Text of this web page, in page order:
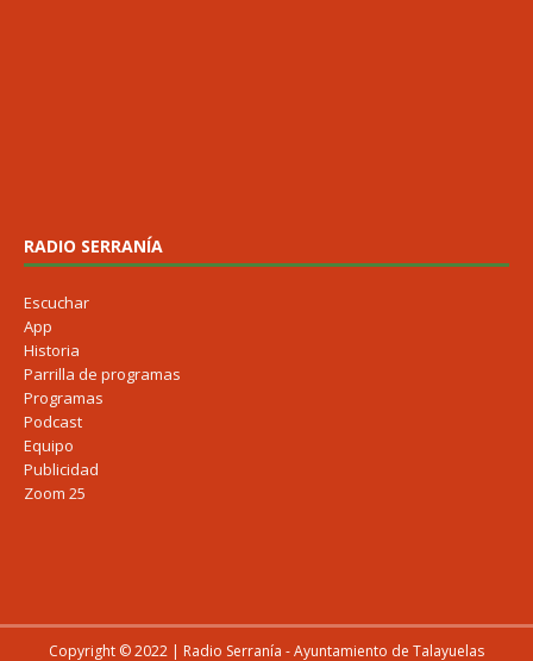
RADIO SERRANÍA
Escuchar
App
Historia
Parrilla de programas
Programas
Podcast
Equipo
Publicidad
Zoom 25
Copyright © 2022 | Radio Serranía - Ayuntamiento de Talayuelas